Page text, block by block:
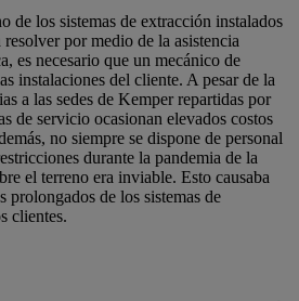
de los sistemas de extracción instalados
por medio de la asistencia
es necesario que un mecánico de
instalaciones del cliente. A pesar de la
a las sedes de Kemper repartidas por
de servicio ocasionan elevados costos
no siempre se dispone de personal
durante la pandemia de la
el terreno era inviable. Esto causaba
prolongados de los sistemas de
clientes.